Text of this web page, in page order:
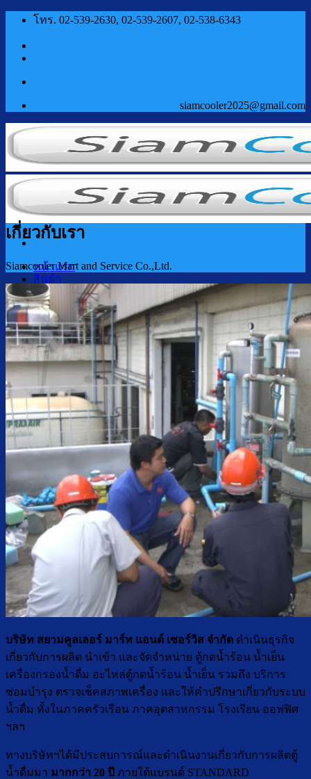
ข้าม
โทร. 02-539-2630, 02-539-2607, 02-538-6343
siamcooler2025@gmail.com
หน้าแรก
สินค้า
ตู้กดน้ำเย็น น้ำร้อน
ตู้กดน้ำเย็น น้ำร้อน ถังคว่ำ
ตู้กดน้ำเย็น เจาะรูคว่ำถัง
ตู้กดน้ำเย็น น้ำร้อน ถังล่าง
ตู้กดน้ำเย็น น้ำร้อน กรองในตัว
ตู้กดน้ำเย็น น้ำร้อน ต่อท่อประปา
ตู้กดน้ำเย็น น้ำร้อน สแตนเลส
ตู้กดน้ำเย็น มือกดเท้าเหยียบ
บริการ
ล้างตู้กดน้ำเย็น
เปลี่ยนไส้กรองน้ำ
ผลงานของเรา
บทความ
เกี่ยวกับเรา
ติดต่อเรา
จำนวนผู้ใช้งาน
ค้นหา:
เกี่ยวกับเรา
Siamcooler Mart and Service Co.,Ltd.
บริษัท สยามคูลเลอร์ มาร์ท แอนด์ เซอร์วิส จำกัด ดำเนินธุรกิจ
เกี่ยวกับการผลิต นำเข้า และจัดจำหน่าย ตู้กดน้ำร้อน น้ำเย็น
เครื่องกรองน้ำดื่ม อะไหล่ตู้กดน้ำร้อน น้ำเย็น รวมถึง บริการ
ซ่อมบำรุง ตรวจเช็คสภาพเครื่อง และให้คำปรึกษาเกี่ยวกับระบบ
น้ำดื่ม ทั้งในภาคครัวเรือน ภาคอุตสาหกรรม โรงเรียน ออฟฟิศ
ฯลฯ
ทางบริษัทฯได้มีประสบการณ์และดำเนินงานเกี่ยวกับการผลิตตู้
น้ำดื่มมา มากกว่า 20 ปี ภายใต้แบรนด์ STANDARD